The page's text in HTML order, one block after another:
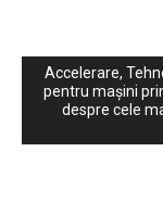
Accelerare,
pentru mașini
despre cele